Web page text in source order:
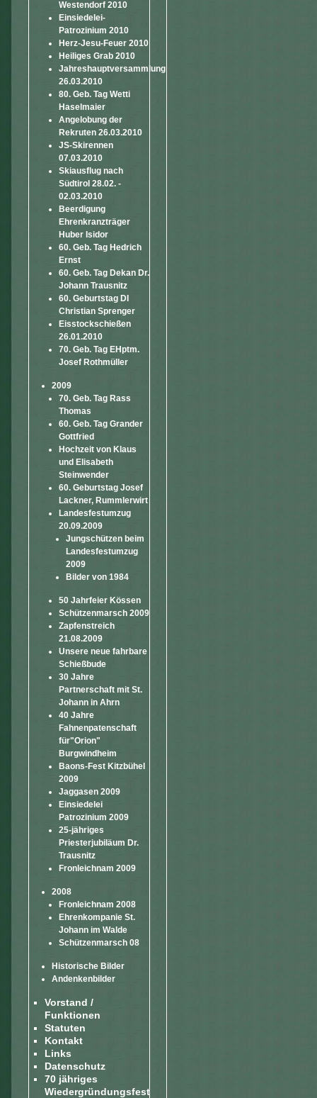
Westendorf 2010
Einsiedelei-
Patrozinium 2010
Herz-Jesu-Feuer 2010
Heiliges Grab 2010
Jahreshauptversammlung
26.03.2010
80. Geb. Tag Wetti
Haselmaier
Angelobung der
Rekruten 26.03.2010
JS-Skirennen
07.03.2010
Skiausflug nach
Südtirol 28.02. -
02.03.2010
Beerdigung
Ehrenkranzträger
Huber Isidor
60. Geb. Tag Hedrich
Ernst
60. Geb. Tag Dekan Dr.
Johann Trausnitz
60. Geburtstag DI
Christian Sprenger
Eisstockschießen
26.01.2010
70. Geb. Tag EHptm.
Josef Rothmüller
2009
70. Geb. Tag Rass
Thomas
60. Geb. Tag Grander
Gottfried
Hochzeit von Klaus
und Elisabeth
Steinwender
60. Geburtstag Josef
Lackner, Rummlerwirt
Landesfestumzug
20.09.2009
Jungschützen beim
Landesfestumzug
2009
Bilder von 1984
50 Jahrfeier Kössen
Schützenmarsch 2009
Zapfenstreich
21.08.2009
Unsere neue fahrbare
Schießbude
30 Jahre
Partnerschaft mit St.
Johann in Ahrn
40 Jahre
Fahnenpatenschaft
für"Orion"
Burgwindheim
Baons-Fest Kitzbühel
2009
Jaggasen 2009
Einsiedelei
Patrozinium 2009
25-jähriges
Priesterjubiläum Dr.
Trausnitz
Fronleichnam 2009
2008
Fronleichnam 2008
Ehrenkompanie St.
Johann im Walde
Schützenmarsch 08
Historische Bilder
Andenkenbilder
Vorstand /
Funktionen
Statuten
Kontakt
Links
Datenschutz
70 jähriges
Wiedergründungsfest